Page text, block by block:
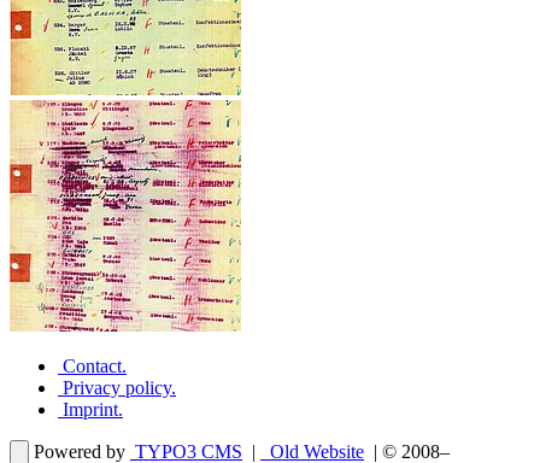
Contact.
Privacy policy.
Imprint.
Powered by TYPO3 CMS | Old Website | © 2008–